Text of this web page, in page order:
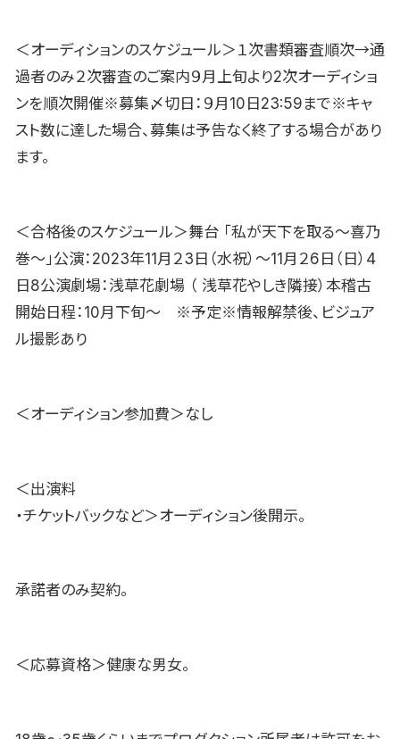
＜オーディションのスケジュール＞１次書類審査順次→通
過者のみ２次審査のご案内９月上旬より2次オーディショ
ンを順次開催※募集〆切日：９月10日23:59まで※キャ
スト数に達した場合、募集は予告なく終了する場合があり
ます。
＜合格後のスケジュール＞舞台 「私が天下を取る〜喜乃
巻〜」公演：2023年11月２3日（水祝）〜11月２6日（日）4
日8公演劇場：浅草花劇場 （ 浅草花やしき隣接）本稽古
開始日程：10月下旬〜 ※予定※情報解禁後、ビジュア
ル撮影あり
＜オーディション参加費＞なし
＜出演料
・チケットバックなど＞オーディション後開示。
承諾者のみ契約。
＜応募資格＞健康な男女。